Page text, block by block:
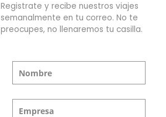
Registrate y recibe nuestros viajes
semanalmente en tu correo. No te
preocupes, no llenaremos tu casilla.
Nombre
Empresa